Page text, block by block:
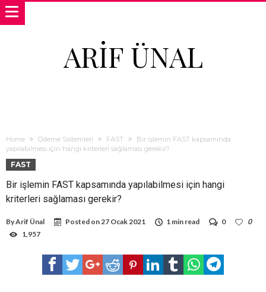
ARIF ÜNAL
Home Ödeme Sistemleri FAST
Bir işlemin FAST kapsamında
yapılabilmesi için hangi kriterleri sağlaması gerekir?
FAST
Bir işlemin FAST kapsamında yapılabilmesi için hangi
kriterleri sağlaması gerekir?
ByArif Ünal Posted on27 Ocak 2021 1 min read 0
0
1,957